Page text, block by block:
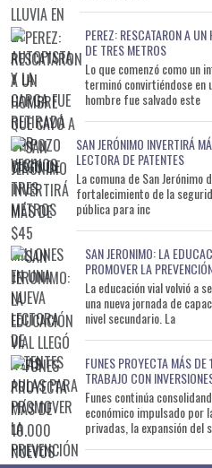
PEREZ: RESCATARON A
DE TRES METROS
Lo que comenzó como un
terminó convirtiéndose en
hombre fue salvado este
SAN JERÓNIMO INVERTIRÁ
LECTORA DE PATENTES
La comuna de San
fortalecimiento de la
pública para inc
SAN JERONIMO: LA
PROMOVER LA
La educación vial volvió a
una nueva jornada de
nivel secundario. La
FUNES PROYECTA MÁS
TRABAJO CON
Funes continúa
económico impulsado por
privadas, la expansión del